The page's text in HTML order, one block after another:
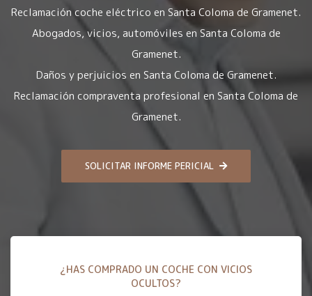
Reclamación coche eléctrico en Santa Coloma de Gramenet.
Abogados, vicios, automóviles en Santa Coloma de
Gramenet.
Daños y perjuicios en Santa Coloma de Gramenet.
Reclamación compraventa profesional en Santa Coloma de
Gramenet.
SOLICITAR INFORME PERICIAL
¿HAS COMPRADO UN COCHE CON VICIOS
OCULTOS?